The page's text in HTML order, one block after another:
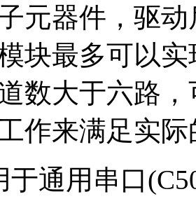
元器件，驱
块最多可以
数大于六路
作来满足实
用串口